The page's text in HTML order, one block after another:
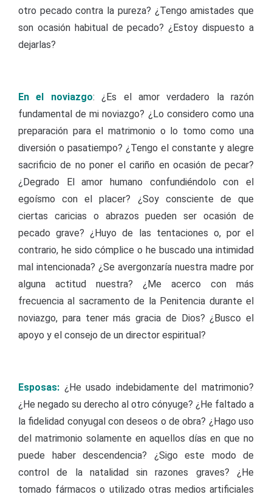
otro pecado contra la pureza? ¿Tengo amistades que
son ocasión habitual de pecado? ¿Estoy dispuesto a
dejarlas?
En el noviazgo: ¿Es el amor verdadero la razón
fundamental de mi noviazgo? ¿Lo considero como una
preparación para el matrimonio o lo tomo como una
diversión o pasatiempo? ¿Tengo el constante y alegre
sacrificio de no poner el cariño en ocasión de pecar?
¿Degrado El amor humano confundiéndolo con el
egoísmo con el placer? ¿Soy consciente de que
ciertas caricias o abrazos pueden ser ocasión de
pecado grave? ¿Huyo de las tentaciones o, por el
contrario, he sido cómplice o he buscado una intimidad
mal intencionada? ¿Se avergonzaría nuestra madre por
alguna actitud nuestra? ¿Me acerco con más
frecuencia al sacramento de la Penitencia durante el
noviazgo, para tener más gracia de Dios? ¿Busco el
apoyo y el consejo de un director espiritual?
Esposas: ¿He usado indebidamente del matrimonio?
¿He negado su derecho al otro cónyuge? ¿He faltado a
la fidelidad conyugal con deseos o de obra? ¿Hago uso
del matrimonio solamente en aquellos días en que no
puede haber descendencia? ¿Sigo este modo de
control de la natalidad sin razones graves? ¿He
tomado fármacos o utilizado otras medios artificiales